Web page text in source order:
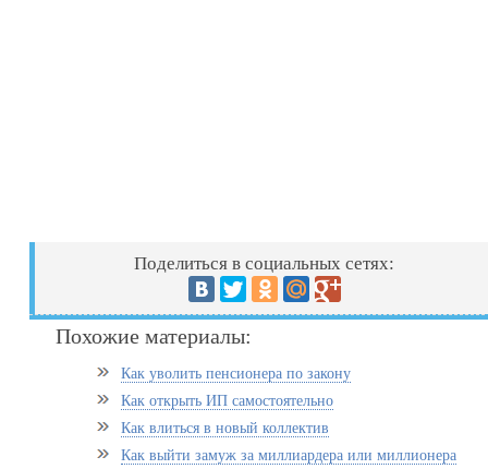
Поделиться в социальных сетях:
Похожие материалы:
Как уволить пенсионера по закону
Как открыть ИП самостоятельно
Как влиться в новый коллектив
Как выйти замуж за миллиардера или миллионера